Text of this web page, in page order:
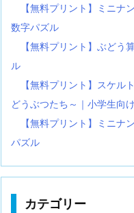
【無料プリント】ミニ
数字パズル
【無料プリント】ぶど
ル
【無料プリント】スケ
どうぶつたち～｜小学生向
【無料プリント】ミニ
パズル
カテゴリー